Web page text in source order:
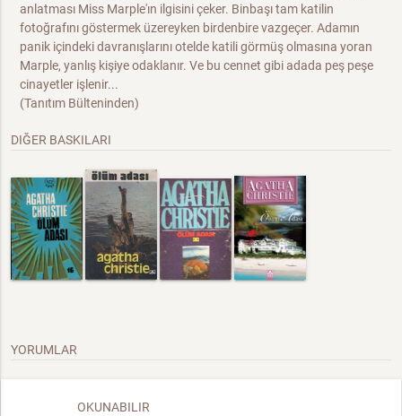
anlatması Miss Marple'ın ilgisini çeker. Binbaşı tam katilin
fotoğrafını göstermek üzereyken birdenbire vazgeçer. Adamın
panik içindeki davranışlarını otelde katili görmüş olmasına yoran
Marple, yanlış kişiye odaklanır. Ve bu cennet gibi adada peş peşe
cinayetler işlenir...
(Tanıtım Bülteninden)
DIĞER BASKILARI
YORUMLAR
OKUNABILIR